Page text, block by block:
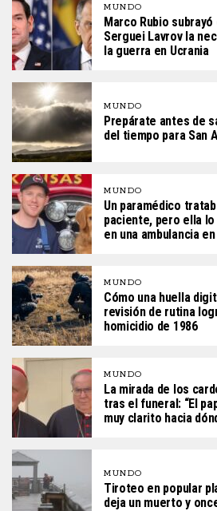
MUNDO
Marco Rubio
Serguei Lavrov la
la guerra en Ucrania
MUNDO
Prepárate antes de
del tiempo para San
MUNDO
Un paramédico
paciente, pero ella
en una ambulancia
MUNDO
Cómo una huella
revisión de rutina
homicidio de 1986
MUNDO
La mirada de los
tras el funeral: “El
muy clarito hacia
MUNDO
Tiroteo en popular
deja un muerto y